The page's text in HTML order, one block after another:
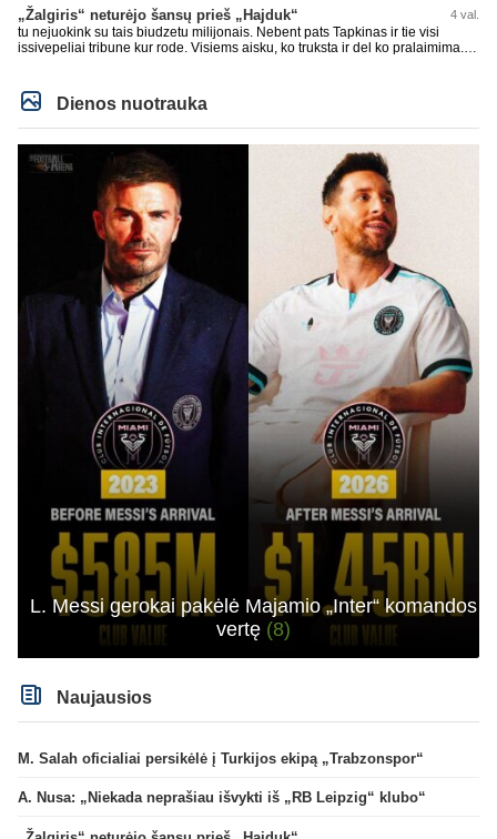
puikiausiai sugeneravo rekordini 1.1B revenue, kas stipriai prisidejo prie
milzinisko klubo vertes suoli siemet. Be to, tie 200 pamineti cia yra visiskai
on-point, jeigu jau musu mylimas D. prasneko apie klubo vertes kelima, arba
CR atveju - numusima.
„Žalgiris“ neturėjo šansų prieš „Hajduk“ 4 val.
tu nejuokink su tais biudzetu milijonais. Nebent pats Tapkinas ir tie visi
issivepeliai tribune kur rode. Visiems aisku, ko truksta ir del ko pralaimima.
kasperunas nesusigaudys. Aciu, mercys, lauksim wilno grietineles
besivaipanciu itamet Konfu lygoje 20 tukst. stadione...jei makleriui tapinui
neatsibos sitas projektas
Dienos nuotrauka
L. Messi gerokai pakėlė Majamio „Inter“ komandos
vertę (8)
Naujausios
M. Salah oficialiai persikėlė į Turkijos ekipą „Trabzonspor“
A. Nusa: „Niekada neprašiau išvykti iš „RB Leipzig“ klubo“